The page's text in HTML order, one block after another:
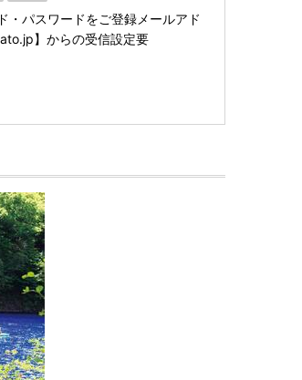
・パスワードをご登録メールアド
】からの受信設定要